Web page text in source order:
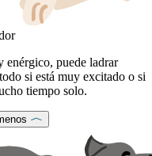
enérgico, puede ladrar
si está muy excitado o si
tiempo solo.